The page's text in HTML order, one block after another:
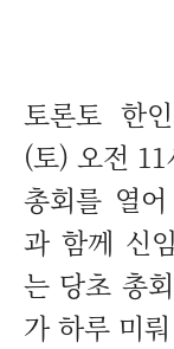
토론토 한
(토) 오전
총회를 열
과 함께 신
는 당초 총
가 하루 미